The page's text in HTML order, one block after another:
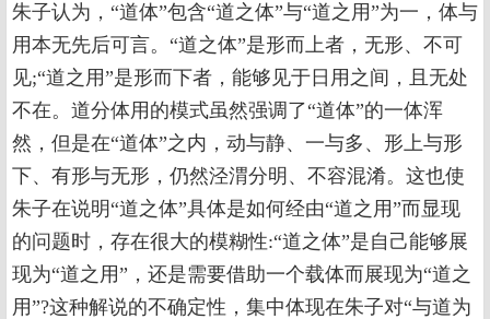
朱子认为，“道体”包含“道之体”与“道之用”为一，体与
用本无先后可言。“道之体”是形而上者，无形、不可
见;“道之用”是形而下者，能够见于日用之间，且无处
不在。道分体用的模式虽然强调了“道体”的一体浑
然，但是在“道体”之内，动与静、一与多、形上与形
下、有形与无形，仍然泾渭分明、不容混淆。这也使
朱子在说明“道之体”具体是如何经由“道之用”而显现
的问题时，存在很大的模糊性:“道之体”是自己能够展
现为“道之用”，还是需要借助一个载体而展现为“道之
用”?这种解说的不确定性，集中体现在朱子对“与道为